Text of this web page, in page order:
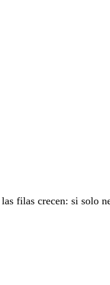
las filas crecen: si solo